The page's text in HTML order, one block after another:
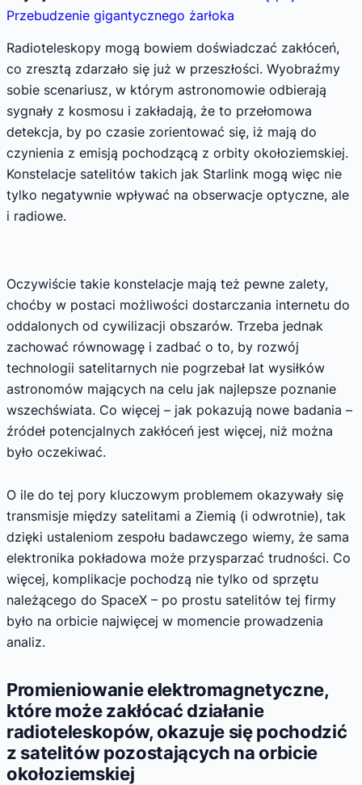
Przebudzenie gigantycznego żarłoka
Radioteleskopy mogą bowiem doświadczać zakłóceń,
co zresztą zdarzało się już w przeszłości. Wyobraźmy
sobie scenariusz, w którym astronomowie odbierają
sygnały z kosmosu i zakładają, że to przełomowa
detekcja, by po czasie zorientować się, iż mają do
czynienia z emisją pochodzącą z orbity okołoziemskiej.
Konstelacje satelitów takich jak Starlink mogą więc nie
tylko negatywnie wpływać na obserwacje optyczne, ale
i radiowe.
Oczywiście takie konstelacje mają też pewne zalety,
choćby w postaci możliwości dostarczania internetu do
oddalonych od cywilizacji obszarów. Trzeba jednak
zachować równowagę i zadbać o to, by rozwój
technologii satelitarnych nie pogrzebał lat wysiłków
astronomów mających na celu jak najlepsze poznanie
wszechświata. Co więcej – jak pokazują nowe badania –
źródeł potencjalnych zakłóceń jest więcej, niż można
było oczekiwać.
O ile do tej pory kluczowym problemem okazywały się
transmisje między satelitami a Ziemią (i odwrotnie), tak
dzięki ustaleniom zespołu badawczego wiemy, że sama
elektronika pokładowa może przysparzać trudności. Co
więcej, komplikacje pochodzą nie tylko od sprzętu
należącego do SpaceX – po prostu satelitów tej firmy
było na orbicie najwięcej w momencie prowadzenia
analiz.
Promieniowanie elektromagnetyczne,
które może zakłócać działanie
radioteleskopów, okazuje się pochodzić
z satelitów pozostających na orbicie
okołoziemskiej